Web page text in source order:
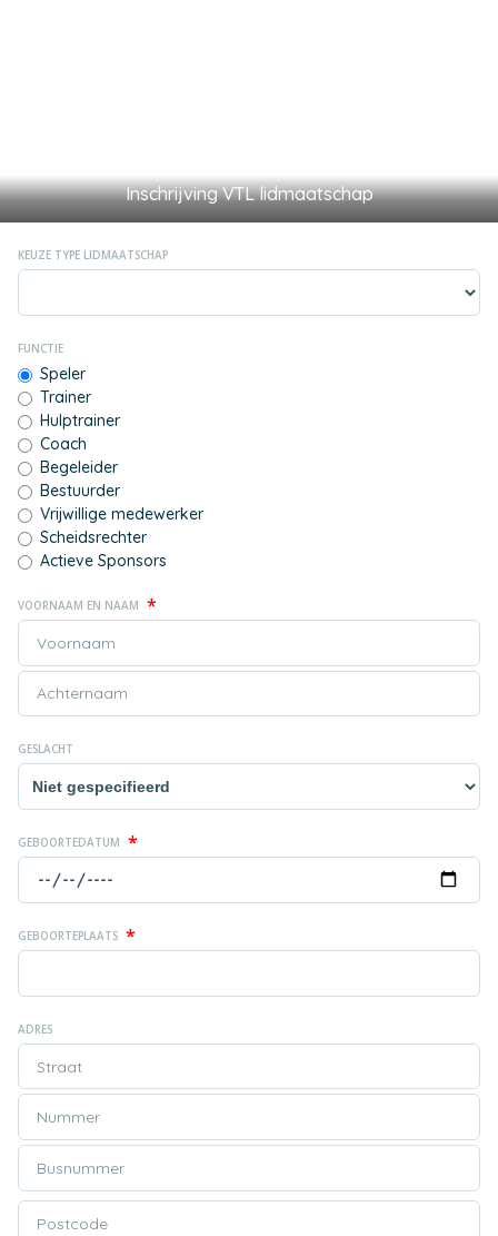
Inschrijving VTL lidmaatschap
KEUZE TYPE LIDMAATSCHAP
FUNCTIE
Speler
Trainer
Hulptrainer
Coach
Begeleider
Bestuurder
Vrijwillige medewerker
Scheidsrechter
Actieve Sponsors
VOORNAAM EN NAAM *
GESLACHT
GEBOORTEDATUM *
GEBOORTEPLAATS *
ADRES